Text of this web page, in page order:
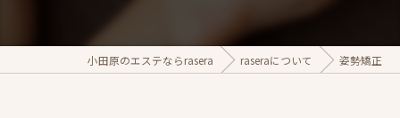
小田原のエステならrasera raseraについて 姿勢矯正